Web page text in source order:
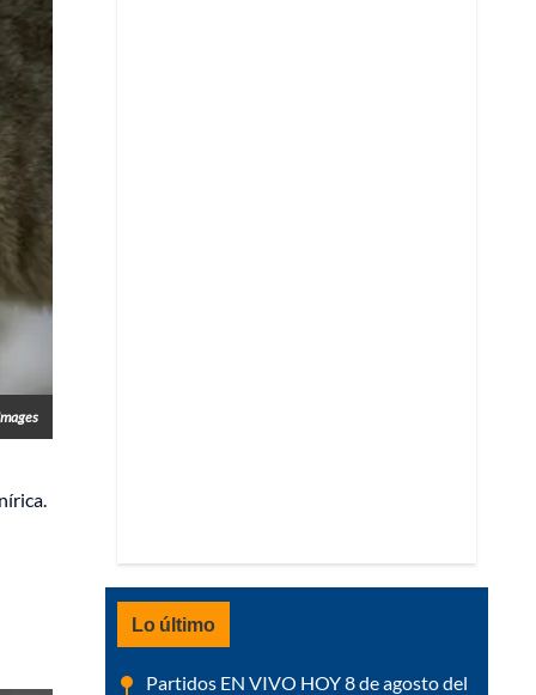
Lo último
Partidos EN VIVO HOY 8 de agosto del